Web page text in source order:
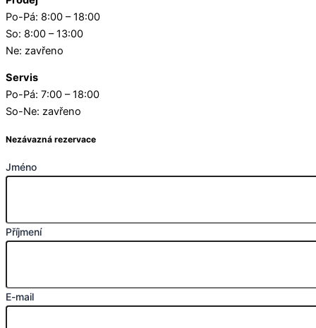
Po-Pá: 8:00 – 18:00
So: 8:00 – 13:00
Ne: zavřeno
Servis
Po-Pá: 7:00 – 18:00
So-Ne: zavřeno
Nezávazná rezervace
Jméno
Příjmení
E-mail